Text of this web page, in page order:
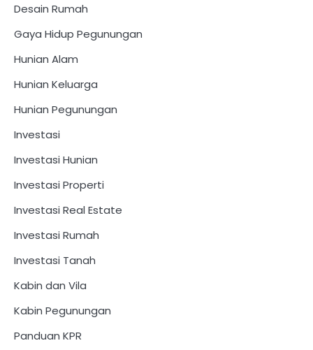
Desain Rumah
Gaya Hidup Pegunungan
Hunian Alam
Hunian Keluarga
Hunian Pegunungan
Investasi
Investasi Hunian
Investasi Properti
Investasi Real Estate
Investasi Rumah
Investasi Tanah
Kabin dan Vila
Kabin Pegunungan
Panduan KPR